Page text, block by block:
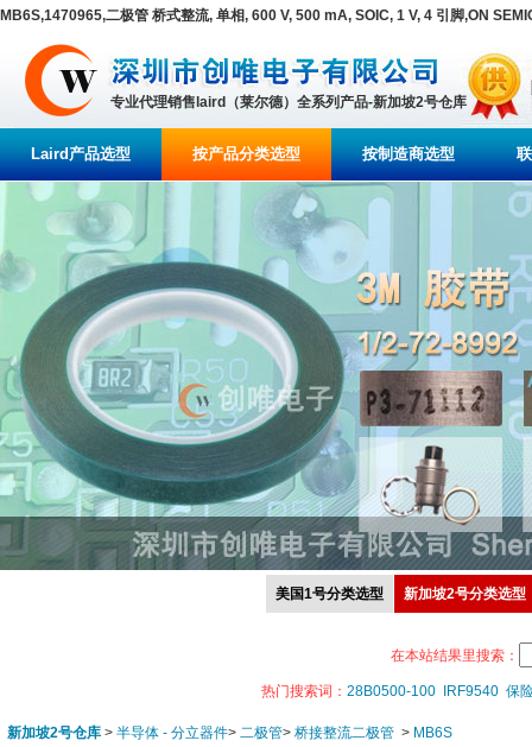
MB6S,1470965,二极管 桥式整流, 单相, 600 V, 500 mA, SOIC, 1 V, 4 引脚,ON
专业代理销售laird（莱尔德）全系列产品-新加坡2号仓库
Laird产品选型 按产品分类选型 按制造商选型
美国1号分类选型 新加坡2号分类选型
在本站结果里搜索：
热门搜索词： 28B0500-100 IRF9540 保
新加坡2号仓库 > 半导体 - 分立器件> 二极管> 桥接整流二极管 > MB6S